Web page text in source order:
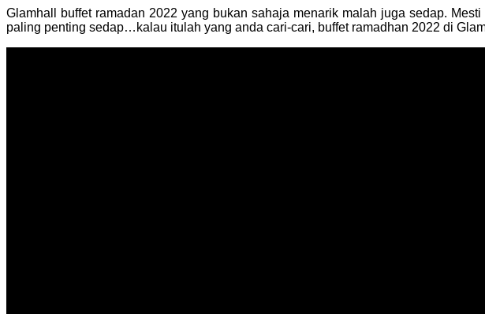
Share
Glamhall buffet ramadan 2022 yang bukan sahaja menarik malah juga sedap.
paling penting sedap…kalau itulah yang anda cari-cari, buffet ramadhan 2022 di